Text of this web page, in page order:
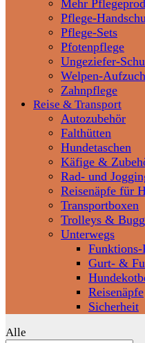
Mehr
Pflege-
Pflege-Sets
Pfotenpflege
Ungeziefer-
Welpen-
Zahnpflege
Reise & Transport
Autozubehör
Falthütten
Hundetaschen
Käfige &
Rad- und
Reisenäpfe für
Transportboxen
Trolleys &
Unterwegs
Gurt- &
Reisenäpfe
Sicherheit
Alle